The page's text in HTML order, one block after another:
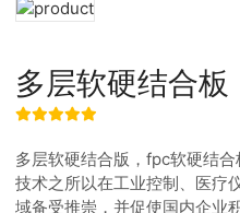
多层软硬结合板
多层软硬结合版，fpc软硬结
技术之所以在工业控制、医疗
域备受推崇，并促使国内企业